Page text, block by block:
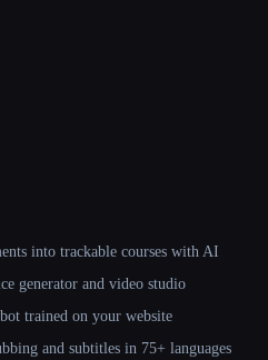
into trackable courses with AI
generator and video studio
trained on your website
and subtitles in 75+ languages